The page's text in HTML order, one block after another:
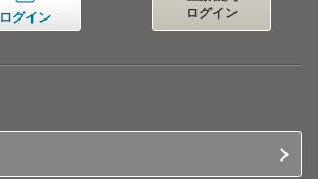
ログイン
ログイン